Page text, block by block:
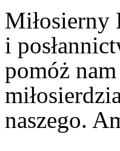
Miłosierny
i
pomóż
naszego.